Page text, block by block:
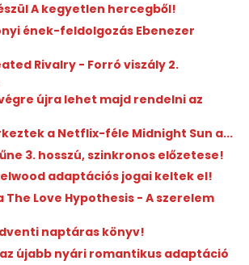
A kegyetlen hercegből!
ének-feldolgozás Ebenezer
Rivalry - Forró viszály 2.
újra lehet majd rendelni az
a Netflix-féle Midnight Sun a...
3. hosszú, szinkronos előzetese!
adaptációs jogai keltek el!
The Love Hypothesis - A szerelem
naptáras könyv!
újabb nyári romantikus adaptáció